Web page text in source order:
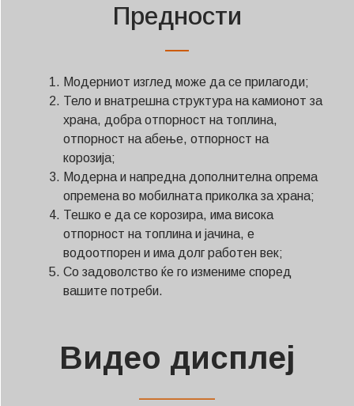
Предности
Модерниот изглед може да се прилагоди;
Тело и внатрешна структура на камионот за
храна, добра отпорност на топлина,
отпорност на абење, отпорност на
корозија;
Модерна и напредна дополнителна опрема
опремена во мобилната приколка за храна;
Тешко е да се корозира, има висока
отпорност на топлина и јачина, е
водоотпорен и има долг работен век;
Со задоволство ќе го измениме според
вашите потреби.
Видео дисплеј
——————